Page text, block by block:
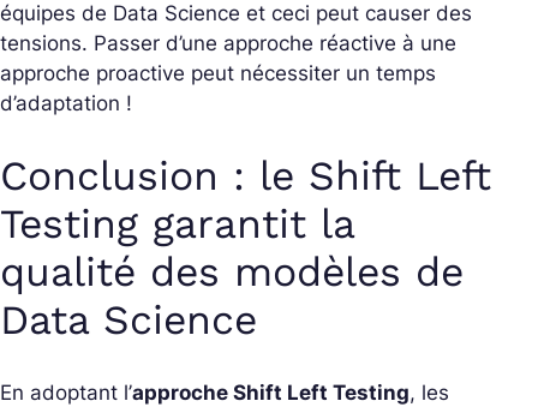
équipes de Data Science et ceci peut causer des
tensions. Passer d’une approche réactive à une
approche proactive peut nécessiter un temps
d’adaptation !
Conclusion : le Shift Left
Testing garantit la
qualité des modèles de
Data Science
En adoptant l’approche Shift Left Testing, les